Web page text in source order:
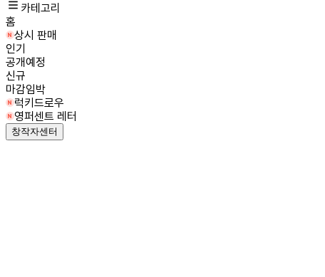
카테고리
홈
상시 판매
인기
공개예정
신규
마감임박
럭키드로우
영퍼센트 레터
창작자센터